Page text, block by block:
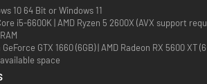
SCENE
kneb til at spinde globalt net af pagter,
og rivaliseringer for at sikre dine diplomatiske
10 64 Bit or Windows 11
Intel Core i5-6600K | AMD Ryzen 5 2600X (AVX support
Nvidia GeForce GTX 1660 (6GB) | AMD
available space